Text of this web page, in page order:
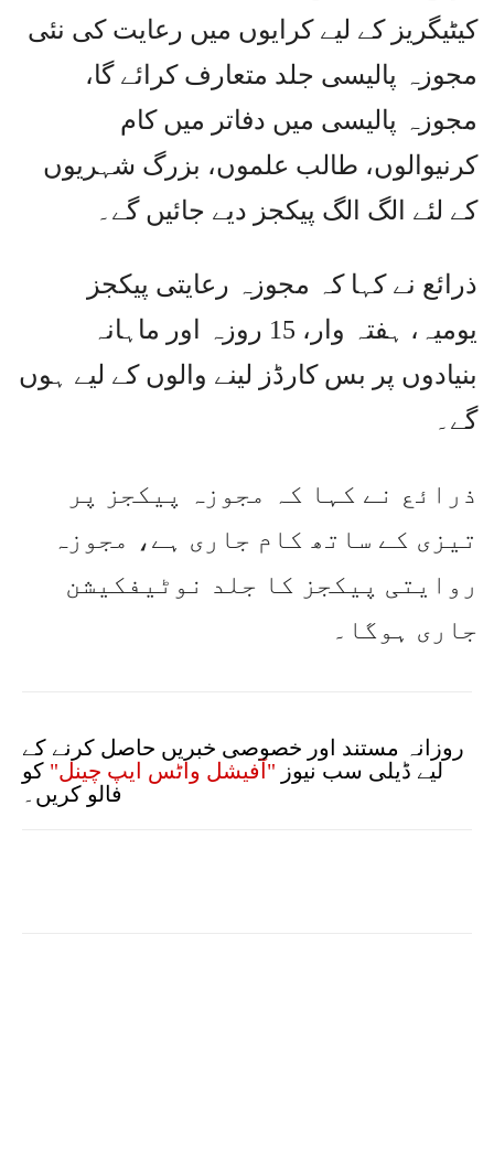
کیٹیگریز کے لیے کرایوں میں رعایت کی نئی
مجوزہ پالیسی جلد متعارف کرائے گا،
مجوزہ پالیسی میں دفاتر میں کام
کرنیوالوں، طالب علموں، بزرگ شہریوں
کے لئے الگ الگ پیکجز دیے جائیں گے۔
ذرائع نے کہا کہ مجوزہ رعایتی پیکجز
یومیہ، ہفتہ وار، 15 روزہ اور ماہانہ
بنیادوں پر بس کارڈز لینے والوں کے لیے ہوں
گے۔
ذرائع نے کہا کہ مجوزہ پیکجز پر
تیزی کے ساتھ کام جاری ہے، مجوزہ
روایتی پیکجز کا جلد نوٹیفکیشن
جاری ہوگا۔
روزانہ مستند اور خصوصی خبریں حاصل کرنے کے
لیے ڈیلی سب نیوز "آفیشل واٹس ایپ چینل" کو
فالو کریں۔